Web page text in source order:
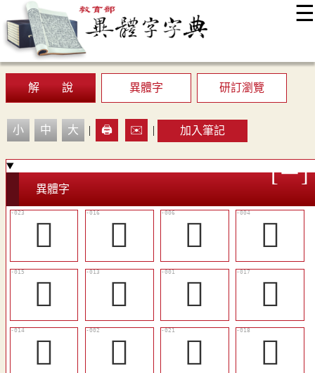
☰
最新消息
顯示模式
網站導覽
解 說
異體字 研訂瀏覽
小 中 大 | 🖨️ ✉️ | 加入筆記
異體字
󳯸 󳯲 𤰣
𤰴
󳯱
󳯯 𤰵
󳯳
󳯰
𤰰 󳯶
󳯴